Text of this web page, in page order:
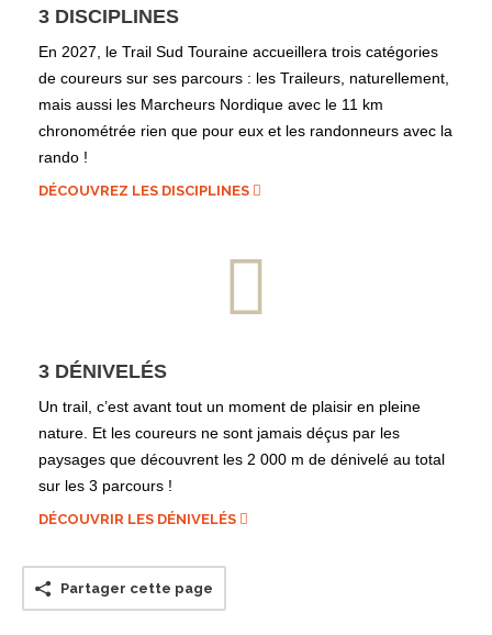
3 DISCIPLINES
En 2027, le Trail Sud Touraine accueillera trois catégories
de coureurs sur ses parcours : les Traileurs, naturellement,
mais aussi les Marcheurs Nordique avec le 11 km
chronométrée rien que pour eux et les randonneurs avec la
rando !
DÉCOUVREZ LES DISCIPLINES
3 DÉNIVELÉS
Un trail, c’est avant tout un moment de plaisir en pleine
nature. Et les coureurs ne sont jamais déçus par les
paysages que découvrent les 2 000 m de dénivelé au total
sur les 3 parcours !
DÉCOUVRIR LES DÉNIVELÉS
Partager cette page